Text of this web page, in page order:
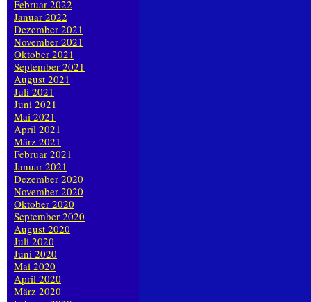
Februar 2022
Januar 2022
Dezember 2021
November 2021
Oktober 2021
September 2021
August 2021
Juli 2021
Juni 2021
Mai 2021
April 2021
März 2021
Februar 2021
Januar 2021
Dezember 2020
November 2020
Oktober 2020
September 2020
August 2020
Juli 2020
Juni 2020
Mai 2020
April 2020
März 2020